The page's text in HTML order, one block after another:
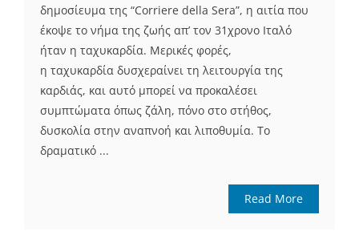
δημοσίευμα της “Corriere della Sera”, η αιτία που
έκοψε το νήμα της ζωής απ’ τον 31χρονο Ιταλό
ήταν η ταχυκαρδία. Μερικές φορές,
η ταχυκαρδία δυσχεραίνει τη λειτουργία της
καρδιάς, και αυτό μπορεί να προκαλέσει
συμπτώματα όπως ζάλη, πόνο στο στήθος,
δυσκολία στην αναπνοή και λιποθυμία. Το
δραματικό ...
Read More